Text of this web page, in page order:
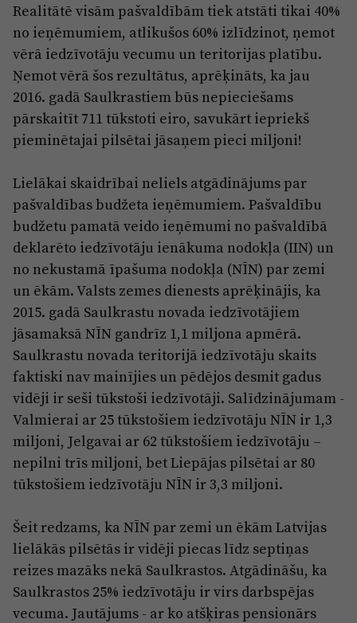
Realitātē visām pašvaldībām tiek atstāti tikai 40%
no ieņēmumiem, atlikušos 60% izlīdzinot, ņemot
vērā iedzīvotāju vecumu un teritorijas platību.
Ņemot vērā šos rezultātus, aprēķināts, ka jau
2016. gadā Saulkrastiem būs nepieciešams
pārskaitīt 711 tūkstoti eiro, savukārt iepriekš
pieminētajai pilsētai jāsaņem pieci miljoni!
Lielākai skaidrībai neliels atgādinājums par
pašvaldības budžeta ieņēmumiem. Pašvaldību
budžetu pamatā veido ieņēmumi no pašvaldībā
deklarēto iedzīvotāju ienākuma nodokļa (IIN) un
no nekustamā īpašuma nodokļa (NĪN) par zemi
un ēkām. Valsts zemes dienests aprēķinājis, ka
2015. gadā Saulkrastu novada iedzīvotājiem
jāsamaksā NĪN gandrīz 1,1 miljona apmērā.
Saulkrastu novada teritorijā iedzīvotāju skaits
faktiski nav mainījies un pēdējos desmit gadus
vidēji ir seši tūkstoši iedzīvotāji. Salīdzinājumam -
Valmierai ar 25 tūkstošiem iedzīvotāju NĪN ir 1,3
miljoni, Jelgavai ar 62 tūkstošiem iedzīvotāju –
nepilni trīs miljoni, bet Liepājas pilsētai ar 80
tūkstošiem iedzīvotāju NĪN ir 3,3 miljoni.
Šeit redzams, ka NĪN par zemi un ēkām Latvijas
lielākās pilsētās ir vidēji piecas līdz septiņas
reizes mazāks nekā Saulkrastos. Atgādināšu, ka
Saulkrastos 25% iedzīvotāju ir virs darbspējas
vecuma. Jautājums - ar ko atšķiras pensionārs